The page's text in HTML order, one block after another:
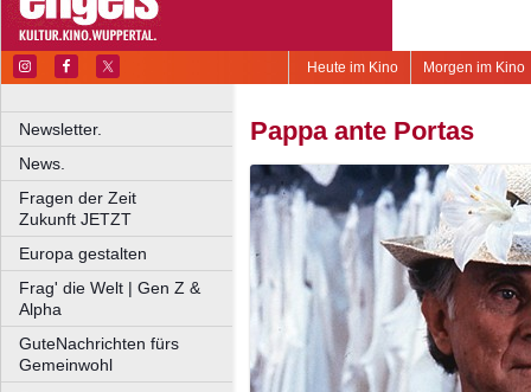
Morgen im Kino
Heute im Kino
Newsletter.
News.
Fragen der Zeit
Zukunft JETZT
Europa gestalten
Frag' die Welt | Gen Z &
Alpha
GuteNachrichten fürs
Gemeinwohl
Pappa ante Portas